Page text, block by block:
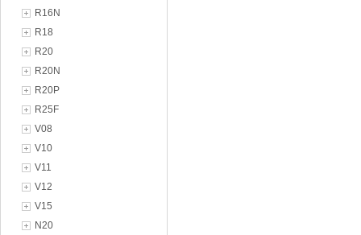
R16N
R18
R20
R20N
R20P
R25F
V08
V10
V11
V12
V15
N20